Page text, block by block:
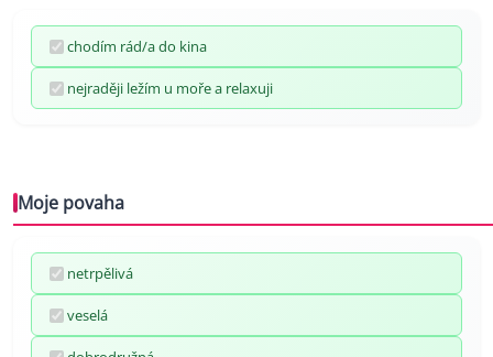
chodím rád/a do kina
nejraději ležím u moře a relaxuji
Moje povaha
netrpělivá
veselá